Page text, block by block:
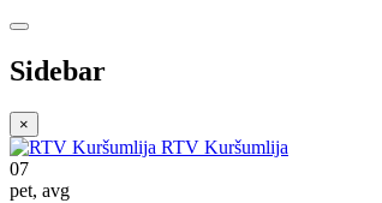
Sidebar
×
RTV Kuršumlija
07
pet, avg